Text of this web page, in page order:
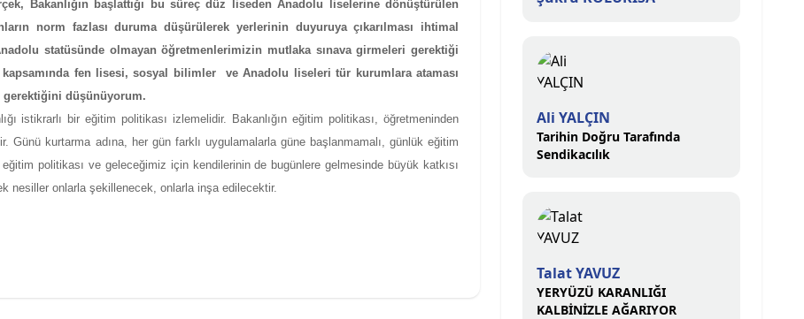
Bakanlığın başlattığı bu süreç düz liseden Anadolu liselerine dönüştürülen
norm fazlası duruma düşürülerek yerlerinin duyuruya çıkarılması ihtimal
statüsünde olmayan öğretmenlerimizin mutlaka sınava girmeleri gerektiği
fen lisesi, sosyal bilimler ve Anadolu liseleri tür kurumlara ataması
gerektiğini düşünüyorum.
istikrarlı bir eğitim politikası izlemelidir. Bakanlığın eğitim politikası, öğretmeninden
kurtarma adına, her gün farklı uygulamalarla güne başlanmamalı, günlük eğitim
politikası ve geleceğimiz için kendilerinin de bugünlere gelmesinde büyük katkısı
nesiller onlarla şekillenecek, onlarla inşa edilecektir.
Ali YALÇIN
Tarihin Doğru Tarafında
Sendikacılık
Talat YAVUZ
YERYÜZÜ KARANLIĞI
KALBİNİZLE AĞARIYOR